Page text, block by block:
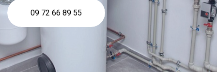
09 72 66 89 55